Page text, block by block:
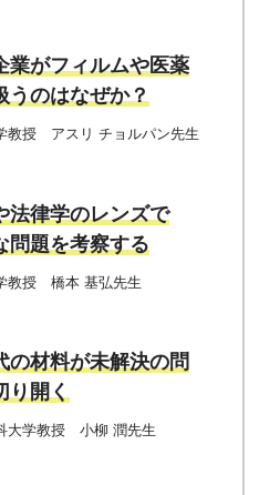
業がフィルムや医薬
うのはなぜか？
教授 アスリ チョルパン先生
法律学のレンズで
問題を考察する
教授 橋本 基弘先生
の材料が未解決の問
り開く
大学教授 小柳 潤先生